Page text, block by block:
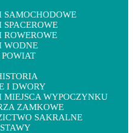
SAMOCHODOWE
SPACEROWE
ROWEROWE
WODNE
I DWORY
MIEJSCA WYPOCZYNKU
ZAMKOWE
SAKRALNE